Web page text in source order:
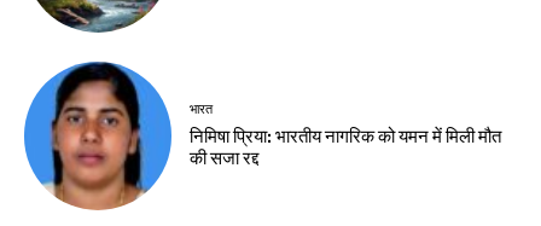
भारत
निमिषा प्रिया: भारतीय नागरिक को यमन में मिली मौत
की सजा रद्द